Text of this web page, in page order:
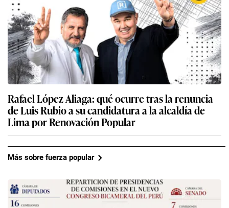
Rafael López Aliaga: qué ocurre tras la renuncia
de Luis Rubio a su candidatura a la alcaldía de
Lima por Renovación Popular
Más sobre fuerza popular